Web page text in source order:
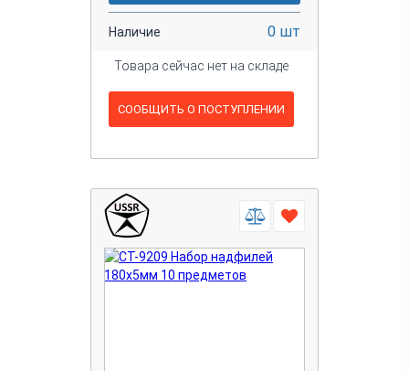
Наличие 0 шт
Товара сейчас нет на складе
СООБЩИТЬ О ПОСТУПЛЕНИИ